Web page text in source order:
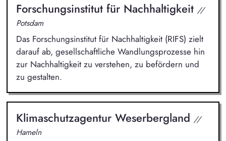
Forschungsinstitut für Nachhaltigkeit //
Potsdam
Das Forschungsinstitut für Nachhaltigkeit (RIFS) zielt
darauf ab, gesellschaftliche Wandlungsprozesse hin
zur Nachhaltigkeit zu verstehen, zu befördern und
zu gestalten.
Klimaschutzagentur Weserbergland //
Hameln